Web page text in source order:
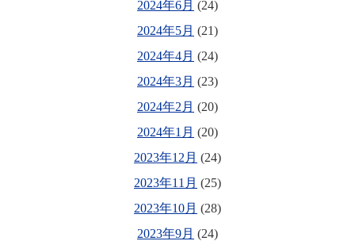
2024年6月 (24)
2024年5月 (21)
2024年4月 (24)
2024年3月 (23)
2024年2月 (20)
2024年1月 (20)
2023年12月 (24)
2023年11月 (25)
2023年10月 (28)
2023年9月 (24)